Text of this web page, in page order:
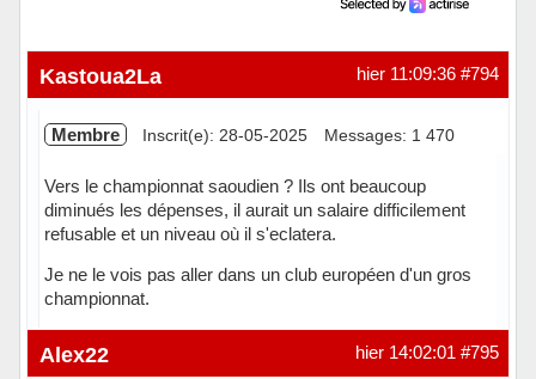
#794
hier 11:09:36
Kastoua2La
Membre Inscrit(e): 28-05-2025 Messages: 1 470
Vers le championnat saoudien ? Ils ont beaucoup
diminués les dépenses, il aurait un salaire difficilement
refusable et un niveau où il s'eclatera.
Je ne le vois pas aller dans un club européen d'un gros
championnat.
Hors ligne #795
hier 14:02:01
Alex22